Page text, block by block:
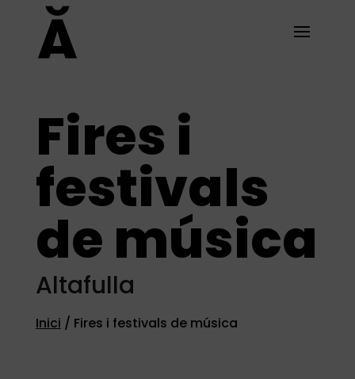
Fires i
festivals
de música
Altafulla
Inici / Fires i festivals de música